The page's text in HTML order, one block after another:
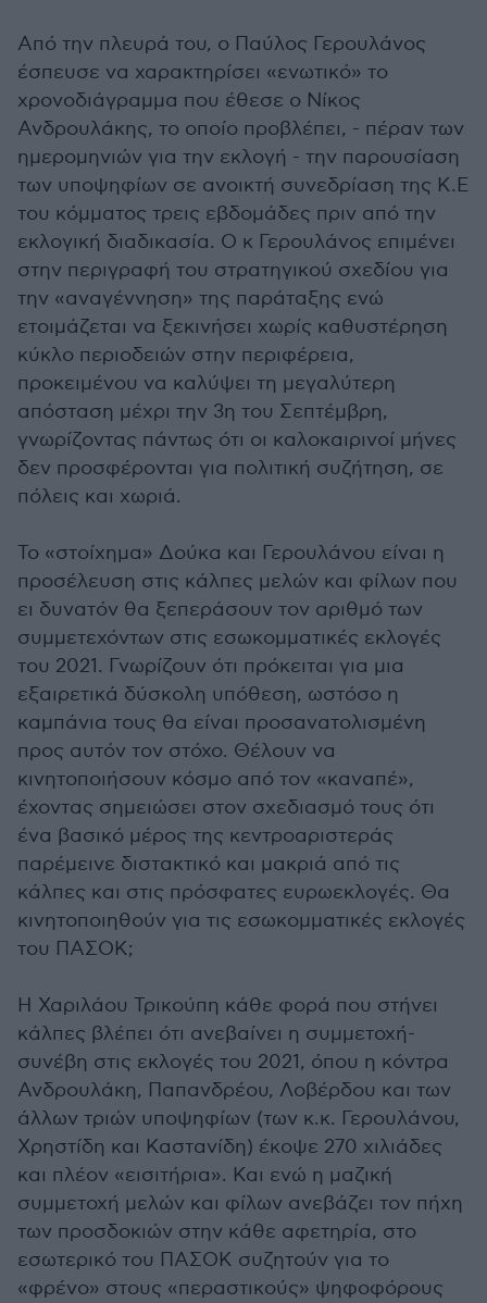
Από την πλευρά του, ο Παύλος Γερουλάνος
έσπευσε να χαρακτηρίσει «ενωτικό» το
χρονοδιάγραμμα που έθεσε ο Νίκος
Ανδρουλάκης, το οποίο προβλέπει, - πέραν των
ημερομηνιών για την εκλογή - την παρουσίαση
των υποψηφίων σε ανοικτή συνεδρίαση της Κ.Ε
του κόμματος τρεις εβδομάδες πριν από την
εκλογική διαδικασία. Ο κ Γερουλάνος επιμένει
στην περιγραφή του στρατηγικού σχεδίου για
την «αναγέννηση» της παράταξης ενώ
ετοιμάζεται να ξεκινήσει χωρίς καθυστέρηση
κύκλο περιοδειών στην περιφέρεια,
προκειμένου να καλύψει τη μεγαλύτερη
απόσταση μέχρι την 3η του Σεπτέμβρη,
γνωρίζοντας πάντως ότι οι καλοκαιρινοί μήνες
δεν προσφέρονται για πολιτική συζήτηση, σε
πόλεις και χωριά.
Το «στοίχημα» Δούκα και Γερουλάνου είναι η
προσέλευση στις κάλπες μελών και φίλων που
ει δυνατόν θα ξεπεράσουν τον αριθμό των
συμμετεχόντων στις εσωκομματικές εκλογές
του 2021. Γνωρίζουν ότι πρόκειται για μια
εξαιρετικά δύσκολη υπόθεση, ωστόσο η
καμπάνια τους θα είναι προσανατολισμένη
προς αυτόν τον στόχο. Θέλουν να
κινητοποιήσουν κόσμο από τον «καναπέ»,
έχοντας σημειώσει στον σχεδιασμό τους ότι
ένα βασικό μέρος της κεντροαριστεράς
παρέμεινε διστακτικό και μακριά από τις
κάλπες και στις πρόσφατες ευρωεκλογές. Θα
κινητοποιηθούν για τις εσωκομματικές εκλογές
του ΠΑΣΟΚ;
Η Χαριλάου Τρικούπη κάθε φορά που στήνει
κάλπες βλέπει ότι ανεβαίνει η συμμετοχή-
συνέβη στις εκλογές του 2021, όπου η κόντρα
Ανδρουλάκη, Παπανδρέου, Λοβέρδου και των
άλλων τριών υποψηφίων (των κ.κ. Γερουλάνου,
Χρηστίδη και Καστανίδη) έκοψε 270 χιλιάδες
και πλέον «εισιτήρια». Και ενώ η μαζική
συμμετοχή μελών και φίλων ανεβάζει τον πήχη
των προσδοκιών στην κάθε αφετηρία, στο
εσωτερικό του ΠΑΣΟΚ συζητούν για το
«φρένο» στους «περαστικούς» ψηφοφόρους